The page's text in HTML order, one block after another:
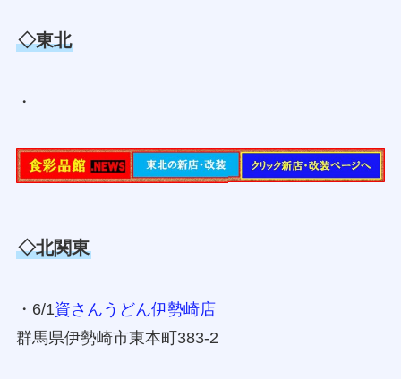
◇北海道
◇東北